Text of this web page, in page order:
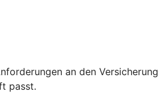
an den
passt.